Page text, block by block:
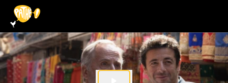
PASSER AU CONTENU PRINCIPAL